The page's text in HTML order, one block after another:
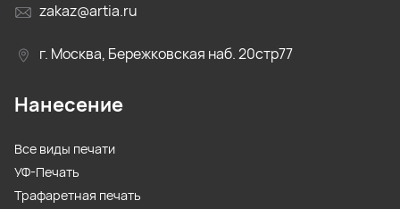
zakaz@artia.ru
г. Москва, Бережковская наб. 20стр77
Нанесение
Все виды печати
УФ-Печать
Трафаретная печать